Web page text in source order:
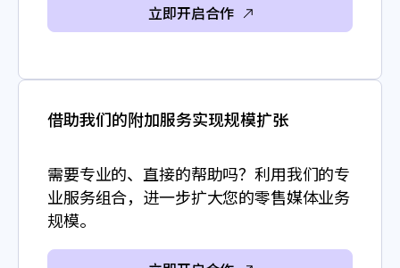
立即开启合作
借助我们的附加服务实现规模扩张
需要专业的、直接的帮助吗？利用我们的专
业服务组合，进一步扩大您的零售媒体业务
规模。